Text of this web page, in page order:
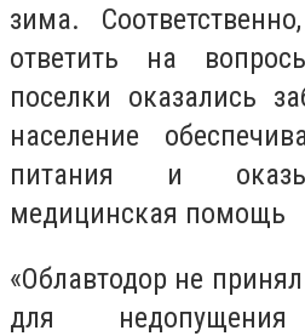
зима.
ответить на
поселки оказались
население
питания и
медицинская помощь
«Облавтодор не
для недопущения